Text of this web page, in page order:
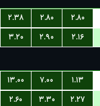
۲.۸۰ ۲.۸۰
۲.۳۸
۲.۱۶ ۲.۹۰
۳.۲۰
۱.۱۳ ۷.۰۰
۱۳.۰۰
۲.۲۷ ۳.۳۰
۲.۶۰